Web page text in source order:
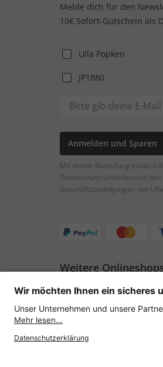
Melde dich für den
10€ Sofort-Gutschein als
Ulla Popken
JP1880
Anmelden und Sparen
Mit deiner Bestellung erklärst
Datenschutzrichtlinien und
Geschäftsbedingungen von
Weitere
Österreich